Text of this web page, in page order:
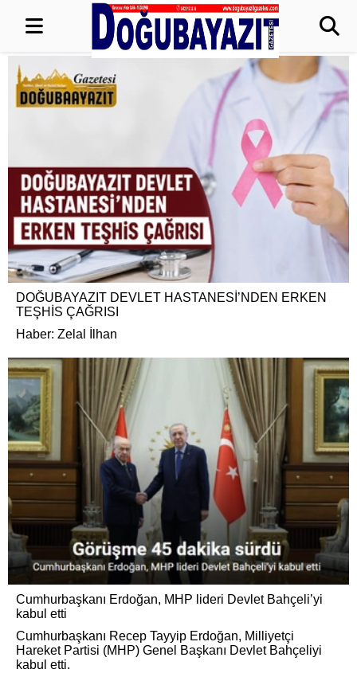
DOĞUBAYAZIT DEVLET HASTANESİ’NDEN ERKEN
TEŞHİS ÇAĞRISI
Haber: Zelal İlhan
Cumhurbaşkanı Erdoğan, MHP lideri Devlet Bahçeli’yi
kabul etti
Cumhurbaşkanı Recep Tayyip Erdoğan, Milliyetçi
Hareket Partisi (MHP) Genel Başkanı Devlet Bahçeliyi
kabul etti.